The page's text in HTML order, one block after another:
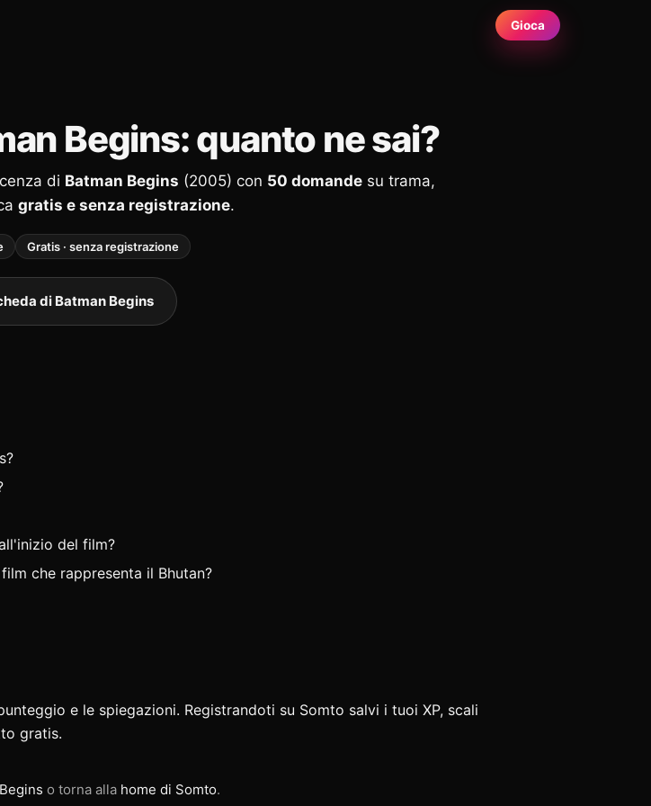
Gioca
Begins: quanto ne sai?
di Batman Begins (2005) con 50 domande su trama,
gratis e senza registrazione.
Gratis · senza registrazione
di Batman Begins
del film?
che rappresenta il Bhutan?
e le spiegazioni. Registrandoti su Somto salvi i tuoi XP, scali
gratis.
o torna alla home di Somto.